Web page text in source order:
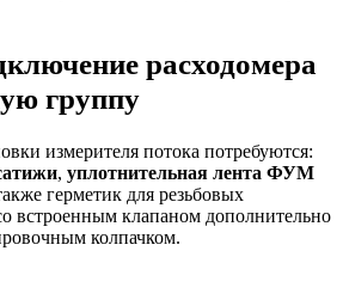
расходомера
группу
измерителя потока потребуются:
, уплотнительная лента ФУМ
герметик для резьбовых
встроенным клапаном дополнительно
колпачком.